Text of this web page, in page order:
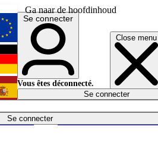
Ga naar de hoofdinhoud
Close menu
Se connecter
Économie
English
Deutsch
Español
Se connecter
Vous êtes déconnecté.
Se connecter